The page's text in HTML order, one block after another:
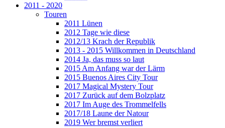
2011 - 2020
Touren
2011 Lünen
2012 Tage wie diese
2012/13 Krach der Republik
2013 - 2015 Willkommen in Deutschland
2014 Ja, das muss so laut
2015 Am Anfang war der Lärm
2015 Buenos Aires City Tour
2017 Magical Mystery Tour
2017 Zurück auf dem Bolzplatz
2017 Im Auge des Trommelfells
2017/18 Laune der Natour
2019 Wer bremst verliert